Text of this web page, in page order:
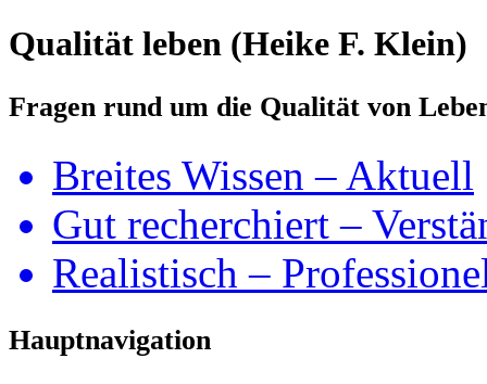
Qualität leben (Heike F. Klein)
Fragen rund um die Qualität von
Breites Wissen – Aktuell
Gut recherchiert –
Realistisch –
Hauptnavigation